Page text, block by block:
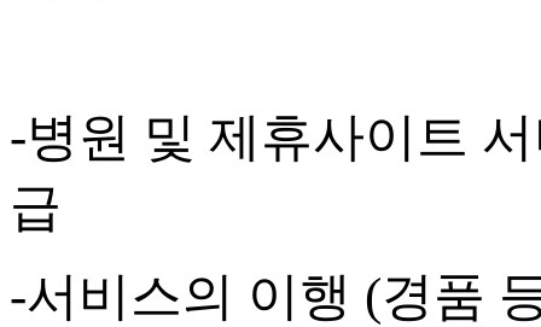
-병원 및 제휴사이트
급
-서비스의 이행 (경품